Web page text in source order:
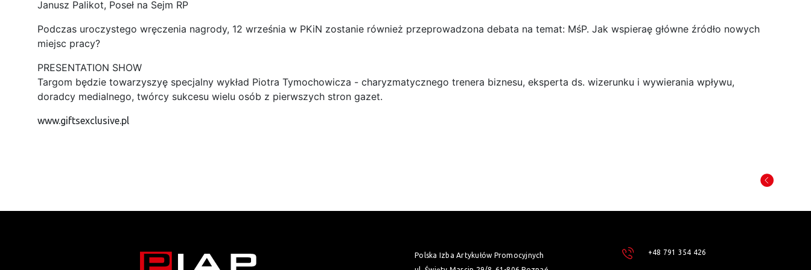
Janusz Palikot, Poseł na Sejm RP
Podczas uroczystego wręczenia nagrody, 12 września w PKiN zostanie również przeprowadzona debata na temat: MśP. Jak wspieraę główne źródło nowych
miejsc pracy?
PRESENTATION SHOW
Targom będzie towarzyszyę specjalny wykład Piotra Tymochowicza - charyzmatycznego trenera biznesu, eksperta ds. wizerunku i wywierania wpływu,
doradcy medialnego, twórcy sukcesu wielu osób z pierwszych stron gazet.
www.giftsexclusive.pl
Polska Izba Artykułów Promocyjnych
+48 791 354 426